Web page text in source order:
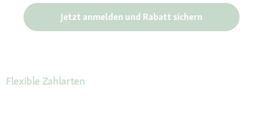
Jetzt anmelden und Rabatt sichern
Flexible Zahlarten